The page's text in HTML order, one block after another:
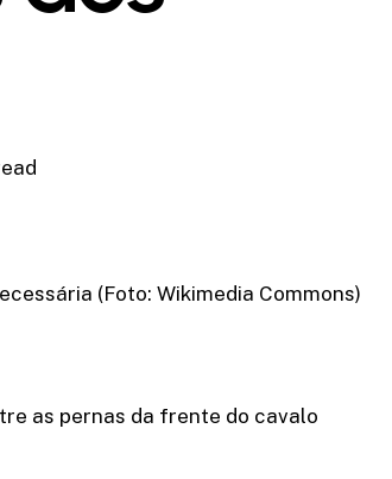
(Foto: Wikimedia Commons)
as pernas da frente do cavalo